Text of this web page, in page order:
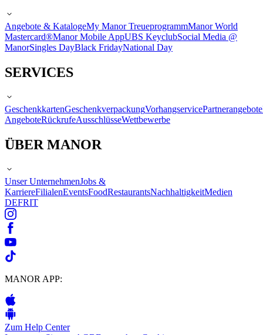
Angebote & KatalogeMy Manor TreueprogrammManor World
Mastercard®Manor Mobile AppUBS KeyclubSocial Media @
ManorSingles DayBlack FridayNational Day
SERVICES
GeschenkkartenGeschenkverpackungVorhangservicePartnerangebote
AngeboteRückrufeAusschlüsseWettbewerbe
ÜBER MANOR
Unser UnternehmenJobs &
KarriereFilialenEventsFoodRestaurantsNachhaltigkeitMedien
DEFRIT
MANOR APP:
Zum Help Center